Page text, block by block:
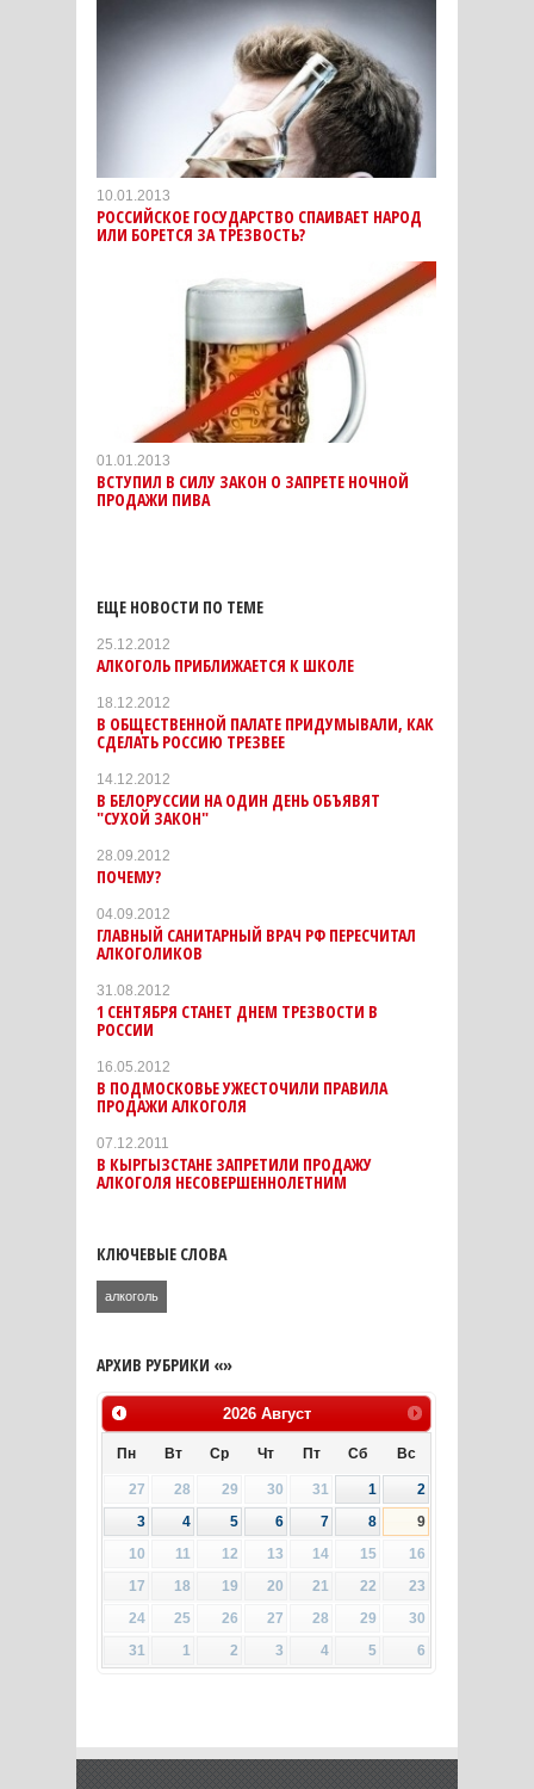
10.01.2013
РОССИЙСКОЕ ГОСУДАРСТВО СПАИВАЕТ НАРОД
ИЛИ БОРЕТСЯ ЗА ТРЕЗВОСТЬ?
01.01.2013
ВСТУПИЛ В СИЛУ ЗАКОН О ЗАПРЕТЕ НОЧНОЙ
ПРОДАЖИ ПИВА
ЕЩЕ НОВОСТИ ПО ТЕМЕ
25.12.2012
АЛКОГОЛЬ ПРИБЛИЖАЕТСЯ К ШКОЛЕ
18.12.2012
В ОБЩЕСТВЕННОЙ ПАЛАТЕ ПРИДУМЫВАЛИ, КАК
СДЕЛАТЬ РОССИЮ ТРЕЗВЕЕ
14.12.2012
В БЕЛОРУССИИ НА ОДИН ДЕНЬ ОБЪЯВЯТ
"СУХОЙ ЗАКОН"
28.09.2012
ПОЧЕМУ?
04.09.2012
ГЛАВНЫЙ САНИТАРНЫЙ ВРАЧ РФ ПЕРЕСЧИТАЛ
АЛКОГОЛИКОВ
31.08.2012
1 СЕНТЯБРЯ СТАНЕТ ДНЕМ ТРЕЗВОСТИ В
РОССИИ
16.05.2012
В ПОДМОСКОВЬЕ УЖЕСТОЧИЛИ ПРАВИЛА
ПРОДАЖИ АЛКОГОЛЯ
07.12.2011
В КЫРГЫЗСТАНЕ ЗАПРЕТИЛИ ПРОДАЖУ
АЛКОГОЛЯ НЕСОВЕРШЕННОЛЕТНИМ
КЛЮЧЕВЫЕ СЛОВА
алкоголь
АРХИВ РУБРИКИ «»
2026 Август
Пн Вт Ср Чт Пт Сб Вс
27 28 29 30 31 1
2
3
4 5 6 7 8
9
10
11 12 13 14 15
16
17
18 19 20 21 22
23
24
25 26 27 28 29
30
31
1 2 3 4 5 6